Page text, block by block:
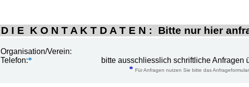
D I E K O N T A K T D A T E N : Bitte nur hier
Organisation/Verein:
Telefon:*
bitte ausschliesslich schriftliche Anfragen
* Für Anfragen nutzen Sie bitte das